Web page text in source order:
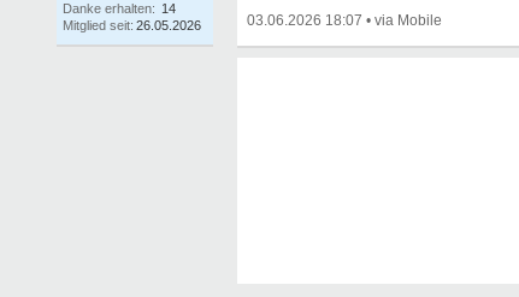
Danke erhalten: 14
Mitglied seit: 26.05.2026 03.06.2026 18:07 •